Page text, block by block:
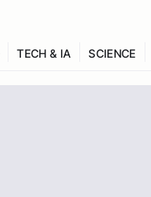
TECH & IA SCIENCE